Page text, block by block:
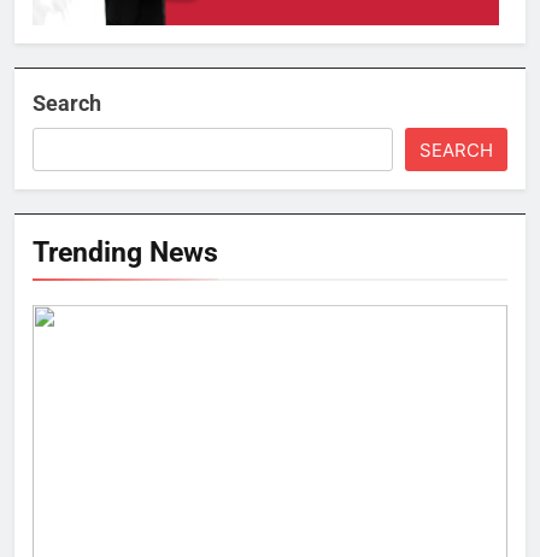
Search
SEARCH
Trending News